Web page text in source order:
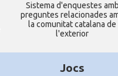
Sistema d'enquestes
preguntes relacionades
la comunitat catalana de
l'exterior
Jocs